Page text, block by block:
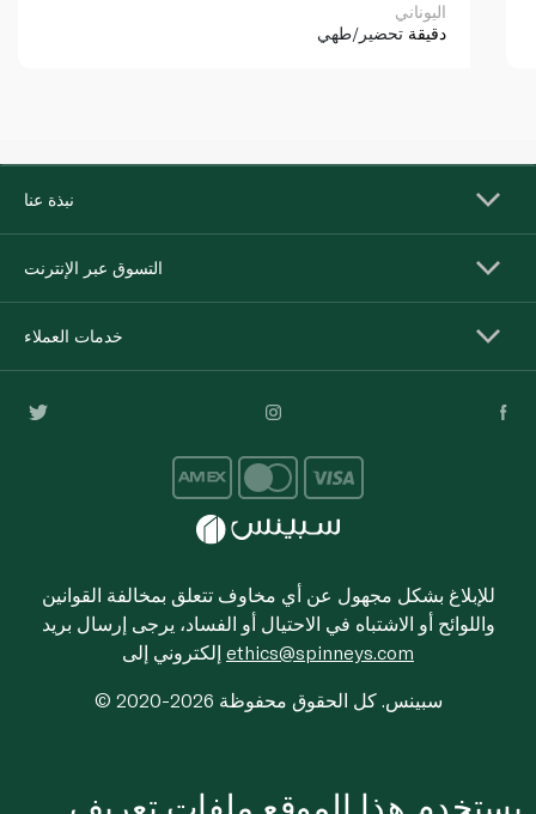
اليوناني
دقيقة تحضير/طهي
نبذة عنا
التسوق عبر الإنترنت
خدمات العملاء
للإبلاغ بشكل مجهول عن أي مخاوف تتعلق بمخالفة القوانين
واللوائح أو الاشتباه في الاحتيال أو الفساد، يرجى إرسال بريد
ethics@spinneys.com
© 2020-2026 سبينس. كل الحقوق محفوظة
يستخدم هذا الموقع ملفات تعريف